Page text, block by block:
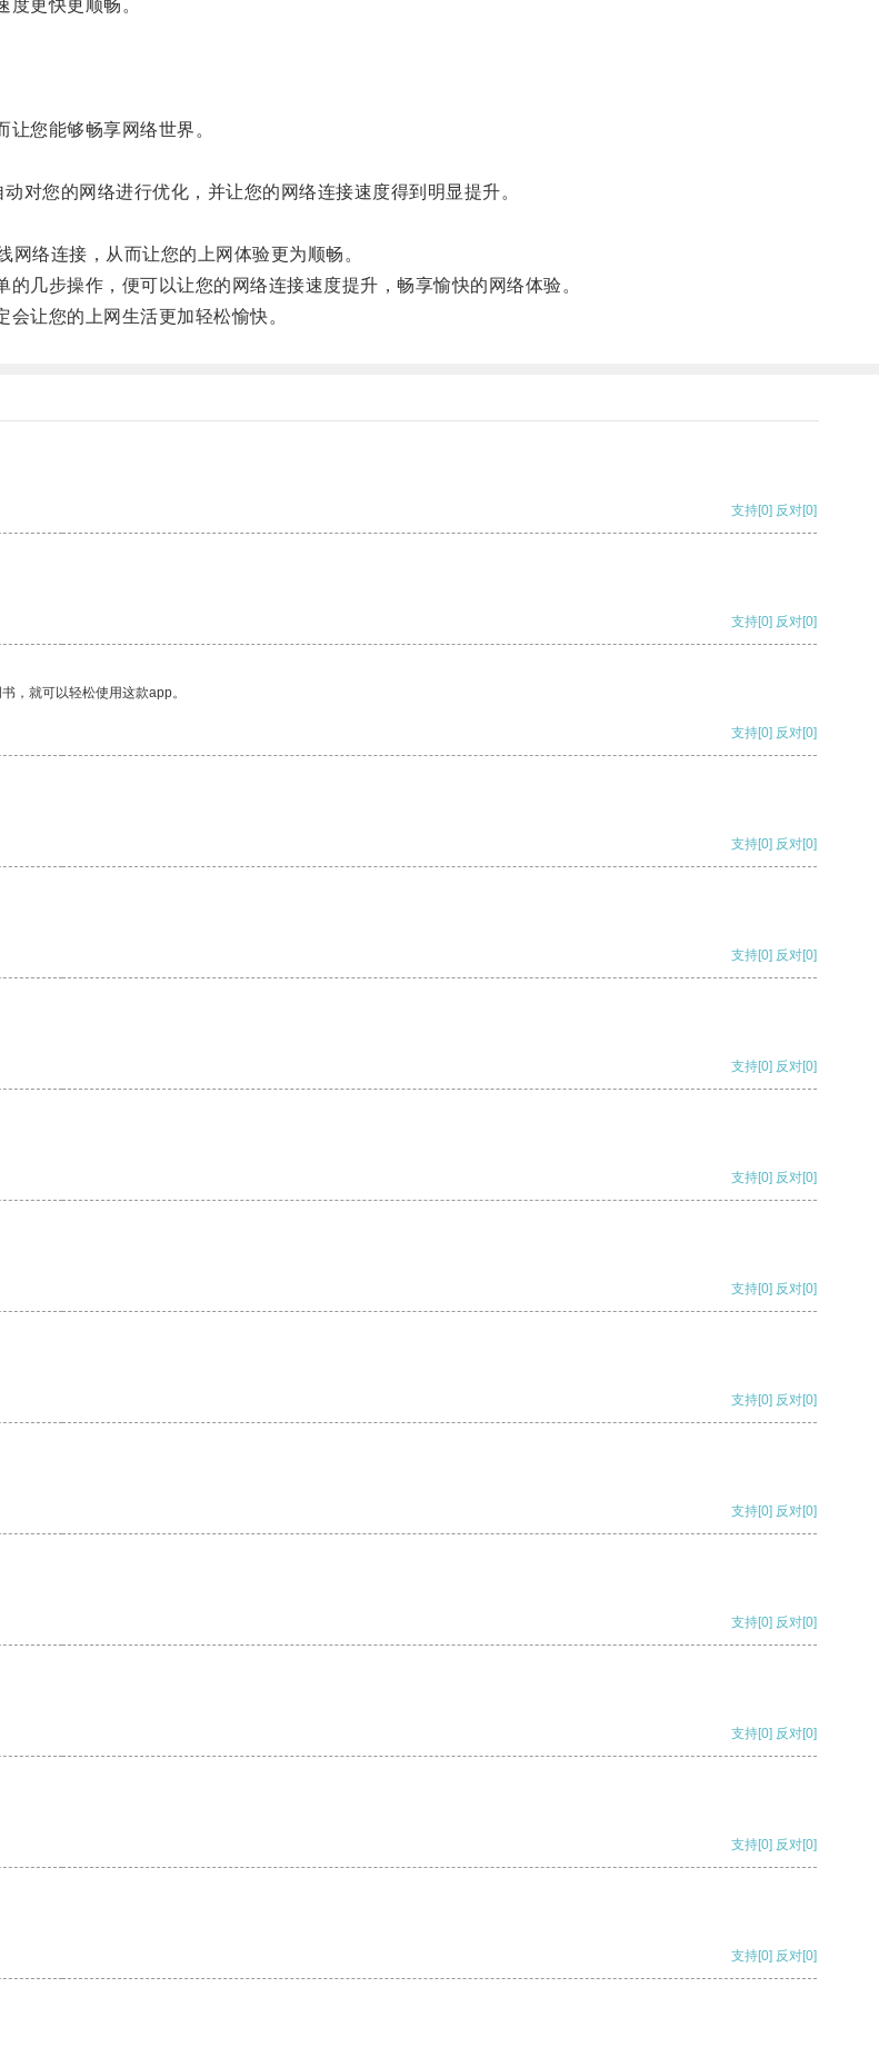
更快更顺畅。
您能够畅享网络世界。
您的网络进行优化，并让您的网络连接速度得到明显提升。
络连接，从而让您的上网体验更为顺畅。
步操作，便可以让您的网络连接速度提升，畅享愉快的网络体验。
让您的上网生活更加轻松愉快。
支持[0] 反对[0]
支持[0] 反对[0]
，就可以轻松使用这款app。
支持[0] 反对[0]
支持[0] 反对[0]
支持[0] 反对[0]
支持[0] 反对[0]
支持[0] 反对[0]
支持[0] 反对[0]
支持[0] 反对[0]
支持[0] 反对[0]
支持[0] 反对[0]
支持[0] 反对[0]
支持[0] 反对[0]
支持[0] 反对[0]